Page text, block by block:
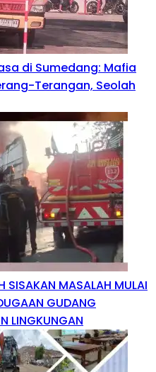
di Sumedang: Mafia
Terangan, Seolah
SISAKAN MASALAH MULAI
GUDANG
LINGKUNGAN